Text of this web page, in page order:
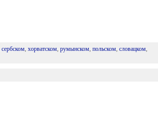
сербском, хорватском, румынском, польском, словацком,